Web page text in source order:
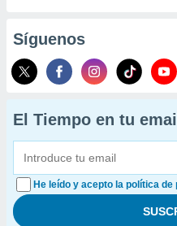
Síguenos
El Tiempo en tu email
He leído y acepto la política de